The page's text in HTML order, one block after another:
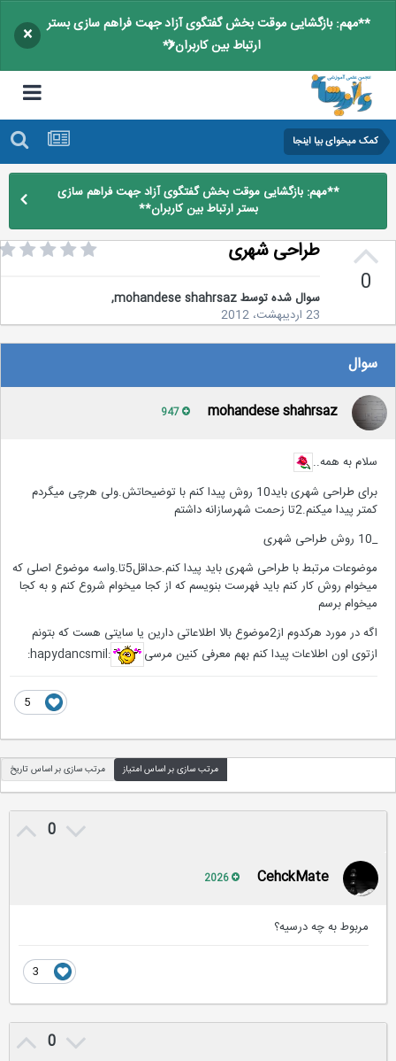
**مهم: بازگشایی موقت بخش گفتگوی آزاد جهت فراهم سازی بستر
ارتباط بین کاربران**
×
کمک میخوای بیا اینجا
**مهم: بازگشایی موقت بخش گفتگوی آزاد جهت فراهم سازی
بستر ارتباط بین کاربران**
طراحی شهری
سوال شده توسطmohandese shahrsaz
,
سوال
mohandese shahrsaz
سلام به همه..
برای طراحی شهری باید10 روش پیدا کنم با توضیحاتش.ولی هرچی میگردم
کمتر پیدا میکنم.2تا زحمت شهرسازانه داشتم
موضوعات مرتبط با طراحی شهری باید پیدا کنم.حداقل5تا.واسه موضوع اصلی که
میخوام روش کار کنم باید فهرست بنویسم که از کجا میخوام شروع کنم و به کجا
میخوام برسم
اگه در مورد هرکدوم از2موضوع بالا اطلاعاتی دارین یا سایتی هست که بتونم
ازتوی اون اطلاعات پیدا کنم بهم معرفی کنین مرسی
:hapydancsmil:
مرتب سازی بر اساس امتیاز مرتب سازی بر اساس تاریخ
0
CehckMate
مربوط به چه درسیه؟
0